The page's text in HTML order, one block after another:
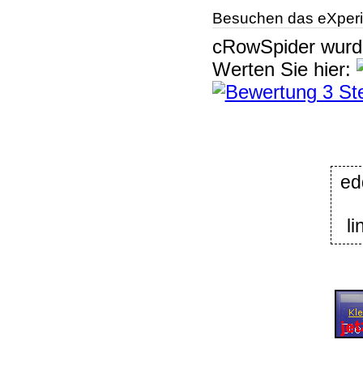
Besuchen das
cRowSpider
Werten Sie hier: